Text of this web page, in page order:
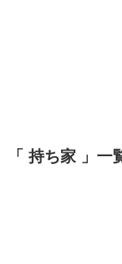
「 持ち家 」一